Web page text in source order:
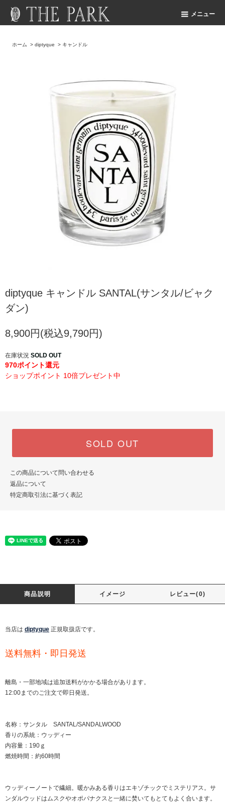
メニュー
ホーム >diptyque > キャンドル
diptyque キャンドル SANTAL(サンタル/ビャク
ダン)
8,900円(税込9,790円)
在庫状況 SOLD OUT
970ポイント還元
ショップポイント 10倍プレゼント中
SOLD OUT
この商品について問い合わせる
返品について
特定商取引法に基づく表記
商品説明 イメージ レビュー(0)
当店は diptyque 正規取扱店です。
送料無料・即日発送
離島・一部地域は追加送料がかかる場合があります。
12:00までのご注文で即日発送。
名称：サンタル SANTAL/SANDALWOOD
香りの系統：ウッディー
内容量：190ｇ
燃焼時間：約60時間
ウッディーノートで繊細。暖かみある香りはエキゾチックでミステリアス。サ
ンダルウッドはムスクやオポパナクスと一緒に焚いてもとてもよく合います。